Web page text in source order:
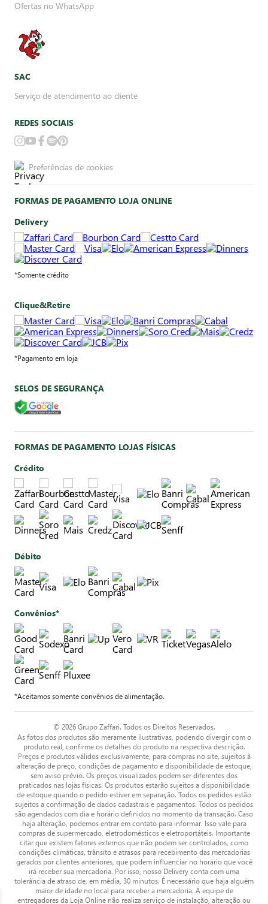
Ofertas no WhatsApp
SAC
Serviço de atendimento ao cliente
REDES SOCIAIS
Preferências de cookies
FORMAS DE PAGAMENTO LOJA ONLINE
Delivery
*Somente crédito
Clique&Retire
*Pagamento em loja
SELOS DE SEGURANÇA
FORMAS DE PAGAMENTO LOJAS FÍSICAS
Crédito
Débito
Convênios*
*Aceitamos somente convênios de alimentação.
© 2026 Grupo Zaffari. Todos os Direitos Reservados.
As fotos dos produtos são meramente ilustrativas, podendo divergir com o
produto real, confirme os detalhes do produto na respectiva descrição.
Preços e produtos válidos exclusivamente, para compras no site, sujeitos à
alteração de preço, condições de pagamento e disponibilidade de estoque,
sem aviso prévio. Os preços visualizados podem ser diferentes dos
praticados nas lojas físicas. Os produtos estarão sujeitos a disponibilidade
de estoque quando o pedido estiver em separação. Todos os pedidos estão
sujeitos a confirmação de dados cadastrais e pagamentos. Todos os pedidos
são agendados com dia e horário definidos no momento da transação. Caso
haja alteração, podemos entrar em contato para informar. Isso vale para
compras de supermercado, eletrodomésticos e eletroportáteis. Importante
citar que existem fatores externos que não podem ser controlados, como
condições climáticas, trânsito e atrasos para recebimento das mercadorias
gerados por clientes anteriores, que podem influenciar no horário que você
irá receber sua mercadoria. Por isso, nosso Delivery conta com uma
tolerância de atraso de, em média, 30 minutos. É necessário que haja alguém
maior de idade no local para receber a mercadoria. A equipe de
entregadores da Loja Online não realiza serviço de instalação, alteração ou